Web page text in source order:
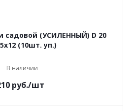
садовой (УСИЛЕННЫЙ) D 20
(10шт. уп.)
В наличии
руб./шт